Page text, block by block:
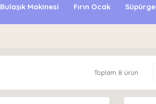
Bulaşık Makinesi Fırın Ocak Süpürge
Toplam 8 ürün